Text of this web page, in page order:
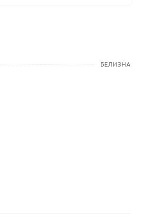
БЕЛИЗНА